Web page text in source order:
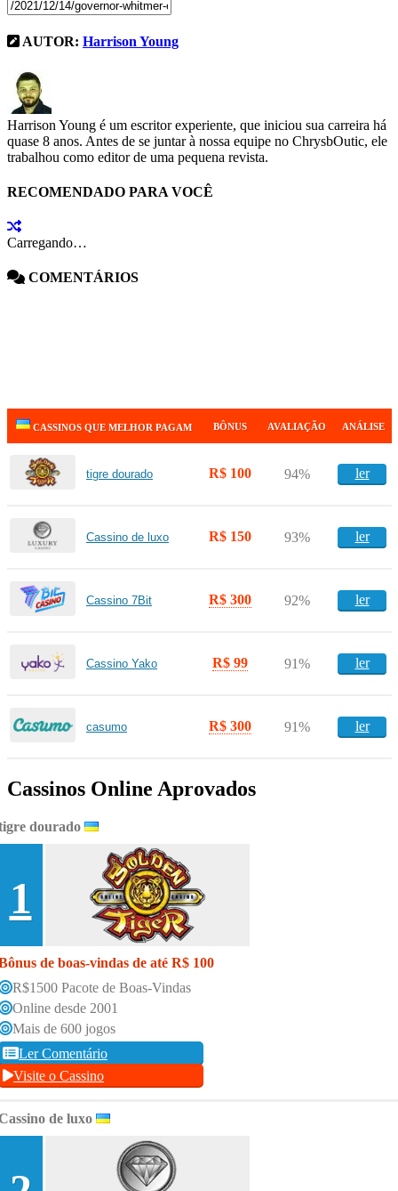
AUTOR: Harrison Young
Harrison Young é um escritor experiente, que iniciou sua carreira há
quase 8 anos. Antes de se juntar à nossa equipe no ChrysbOutic, ele
trabalhou como editor de uma pequena revista.
RECOMENDADO PARA VOCÊ
Carregando…
COMENTÁRIOS
CASSINOS QUE MELHOR PAGAM BÔNUS AVALIAÇÃO ANÁLISE
tigre dourado R$ 100 94% ler
Cassino de luxo R$ 150 93% ler
Cassino 7Bit R$ 300 92% ler
Cassino Yako R$ 99 91% ler
casumo R$ 300 91% ler
Cassinos Online Aprovados
dourado
1
de boas-vindas de até R$ 100
R$1500 Pacote de Boas-Vindas
Online desde 2001
Mais de 600 jogos
Ler Comentário
Visite o Cassino
de luxo